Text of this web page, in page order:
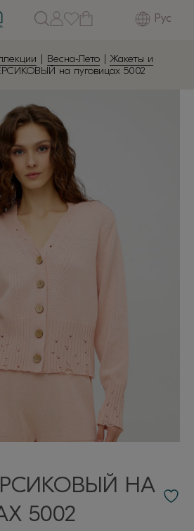
Рус
| Весна-Лето | Жакеты и
на пуговицах 5002
НА
5002